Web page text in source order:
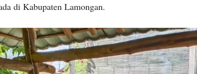
di Kabupaten Lamongan.